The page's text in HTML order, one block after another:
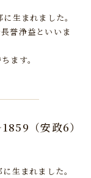
生まれました。
誉浄益といいま
ます。
（安政6）
生まれました。